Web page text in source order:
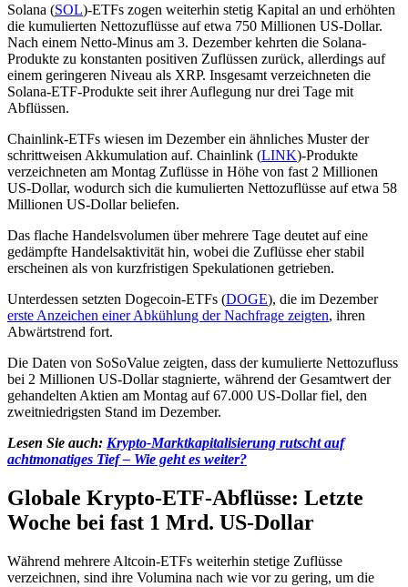
Solana (SOL)-ETFs zogen weiterhin stetig Kapital an und erhöhten
die kumulierten Nettozuflüsse auf etwa 750 Millionen US-Dollar.
Nach einem Netto-Minus am 3. Dezember kehrten die Solana-
Produkte zu konstanten positiven Zuflüssen zurück, allerdings auf
einem geringeren Niveau als XRP. Insgesamt verzeichneten die
Solana-ETF-Produkte seit ihrer Auflegung nur drei Tage mit
Abflüssen.
Chainlink-ETFs wiesen im Dezember ein ähnliches Muster der
schrittweisen Akkumulation auf. Chainlink (LINK)-Produkte
verzeichneten am Montag Zuflüsse in Höhe von fast 2 Millionen
US-Dollar, wodurch sich die kumulierten Nettozuflüsse auf etwa 58
Millionen US-Dollar beliefen.
Das flache Handelsvolumen über mehrere Tage deutet auf eine
gedämpfte Handelsaktivität hin, wobei die Zuflüsse eher stabil
erscheinen als von kurzfristigen Spekulationen getrieben.
Unterdessen setzten Dogecoin-ETFs (DOGE), die im Dezember
erste Anzeichen einer Abkühlung der Nachfrage zeigten, ihren
Abwärtstrend fort.
Die Daten von SoSoValue zeigten, dass der kumulierte Nettozufluss
bei 2 Millionen US-Dollar stagnierte, während der Gesamtwert der
gehandelten Aktien am Montag auf 67.000 US-Dollar fiel, den
zweitniedrigsten Stand im Dezember.
Lesen Sie auch: Krypto-Marktkapitalisierung rutscht auf
achtmonatiges Tief – Wie geht es weiter?
Globale Krypto-ETF-Abflüsse: Letzte
Woche bei fast 1 Mrd. US-Dollar
Während mehrere Altcoin-ETFs weiterhin stetige Zuflüsse
verzeichnen, sind ihre Volumina nach wie vor zu gering, um die